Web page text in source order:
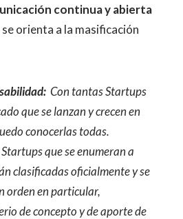
continua y abierta
se orienta a la masificación
Con tantas Startups
que se lanzan y crecen en
conocerlas todas.
que se enumeran a
clasificadas oficialmente y se
orden en particular,
de concepto y de aporte de